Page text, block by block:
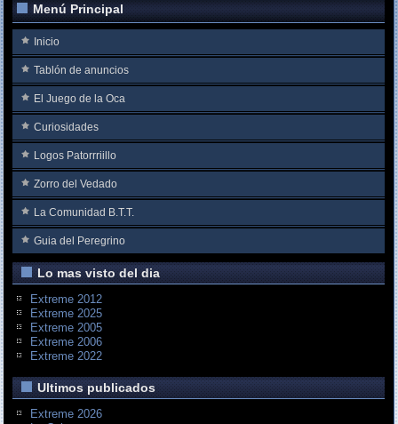
Menú Principal
Inicio
Tablón de anuncios
El Juego de la Oca
Curiosidades
Logos Patorrriillo
Zorro del Vedado
La Comunidad B.T.T.
Guia del Peregrino
Lo mas visto del dia
Extreme 2012
Extreme 2025
Extreme 2005
Extreme 2006
Extreme 2022
Ultimos publicados
Extreme 2026